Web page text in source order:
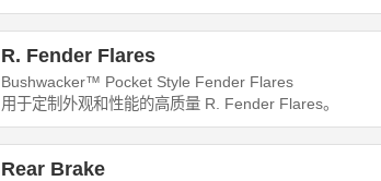
R. Fender Flares
Bushwacker™ Pocket Style Fender Flares
用于定制外观和性能的高质量 R. Fender Flares。
Rear Brake